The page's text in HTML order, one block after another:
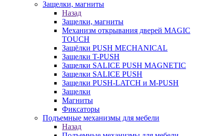
Защелки, магниты
Назад
Защелки, магниты
Механизм открывания дверей MAGIC
TOUCH
Защёлки PUSH MECHANICAL
Защелки T-PUSH
Защелки SALICE PUSH MAGNETIC
Защелки SALICE PUSH
Защелки PUSH-LATCH и M-PUSH
Защелки
Магниты
Фиксаторы
Подъемные механизмы для мебели
Назад